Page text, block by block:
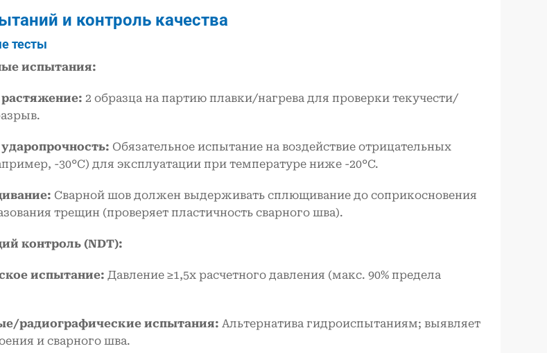
и контроль качества
тесты
испытания:
2 образца на партию плавки/нагрева для проверки текучести/
Обязательное испытание на воздействие отрицательных
-30°C) для эксплуатации при температуре ниже -20°C.
Сварной шов должен выдерживать сплющивание до соприкосновения
трещин (проверяет пластичность сварного шва).
контроль (NDT):
испытание: Давление ≥1,5x расчетного давления (макс. 90% предела
радиографические испытания: Альтернатива гидроиспытаниям; выявляет
и сварного шва.